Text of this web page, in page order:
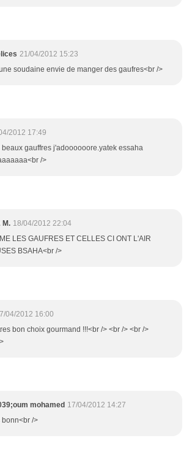
21/04/2012 15:23
soudaine envie de manger des gaufres<br />
2012 17:49
beaux gauffres j'adoooooore.yatek essaha
/>
M. 18/04/2012 22:04
LES GAUFRES ET CELLES CI ONT L'AIR
BSAHA<br />
04/2012 16:00
bon choix gourmand !!!<br /> <br /> <br />
mohamed 17/04/2012 14:27
bonn<br />